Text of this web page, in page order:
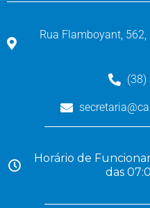
Rua Flamboyant,
(38)
Horário de
das